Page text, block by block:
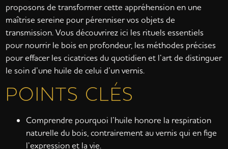
proposons de transformer cette appréhension en une
maîtrise sereine pour pérenniser vos objets de
transmission. Vous découvrirez ici les rituels essentiels
pour nourrir le bois en profondeur, les méthodes précises
pour effacer les cicatrices du quotidien et l’art de distinguer
le soin d’une huile de celui d’un vernis.
POINTS CLÉS
Comprendre pourquoi l’huile honore la respiration
naturelle du bois, contrairement au vernis qui en fige
l’expression et la vie.